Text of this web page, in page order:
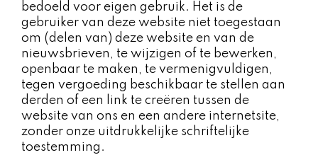
bedoeld voor eigen gebruik. Het is de
gebruiker van deze website niet toegestaan
om (delen van) deze website en van de
nieuwsbrieven, te wijzigen of te bewerken,
openbaar te maken, te vermenigvuldigen,
tegen vergoeding beschikbaar te stellen aan
derden of een link te creëren tussen de
website van ons en een andere internetsite,
zonder onze uitdrukkelijke schriftelijke
toestemming.